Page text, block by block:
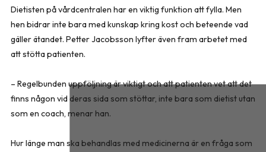
Dietisten på vårdcentralen har en viktig funktion att fylla. Men
hen bidrar inte bara med kunskap kring kost och beteende vad
gäller ätandet. Petter Jacobsson lyfter även fram arbetet med
att stötta patienten.
– Regelbunden uppföljning är viktigt och att patienten vet att det
finns någon vid deras sida som stöttar, inte bara som dietist utan
som en coach, menar han.
Hur länge man ska behandlas med medicinerna är en fråga som